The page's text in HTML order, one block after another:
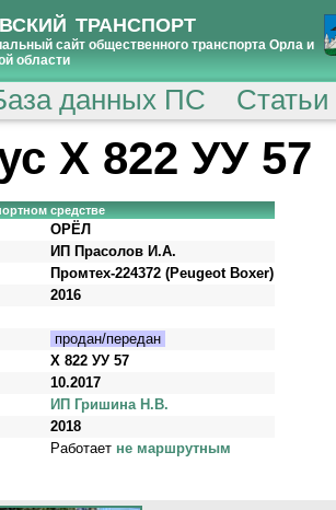
ТРАНСПОРТ
сайт общественного транспорта Орла и
области
данных ПС
Х 822 УУ 57
средстве
ОРЁЛ
ИП Прасолов И.А.
Промтех-224372 (Peugeot Boxer)
2016
продан/передан
Х 822 УУ 57
10.2017
ИП Гришина Н.В.
2018
Работает не маршрутным